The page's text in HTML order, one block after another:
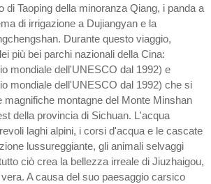
di Taoping della minoranza Qiang, i panda a
di irrigazione a Dujiangyan e la
Durante questo viaggio,
più bei parchi nazionali della Cina:
mondiale dell'UNESCO dal 1992) e
mondiale dell'UNESCO dal 1992) che si
magnifiche montagne del Monte Minshan
della provincia di Sichuan. L'acqua
laghi alpini, i corsi d'acqua e le cascate
lussureggiante, gli animali selvaggi
ciò crea la bellezza irreale di Jiuzhaigou,
A causa del suo paesaggio carsico